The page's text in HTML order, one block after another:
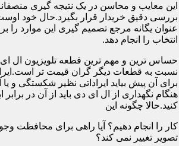
این معایب و محاسن در یک نتیجه گیری
بررسی دقیق خریدار قرار بگیرد.حال خود
عنوان یگانه مرجع تصمیم گیری این موارد را
انتخاب را انجام دهد.
حساس ترین و مهم ترین قطعه تلویزیون ال
نسبت به قطعات دیگر گران قیمت تر
برای آن پیش بیاید ایراداتی نظیر شکستگی و
هنگام نگهداری از ال ای دی باید از آن در
کنید.حالا چگونه این
کار را انجام دهیم؟ آیا راهی برای محافظت
تصویر تغییر نمی کند؟